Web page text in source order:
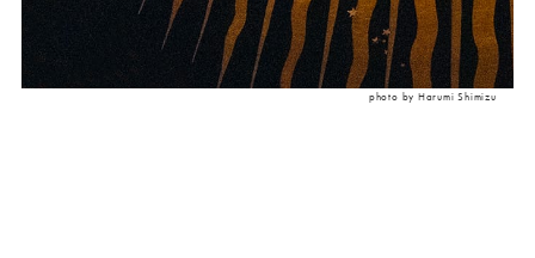
photo by Harumi Shimizu